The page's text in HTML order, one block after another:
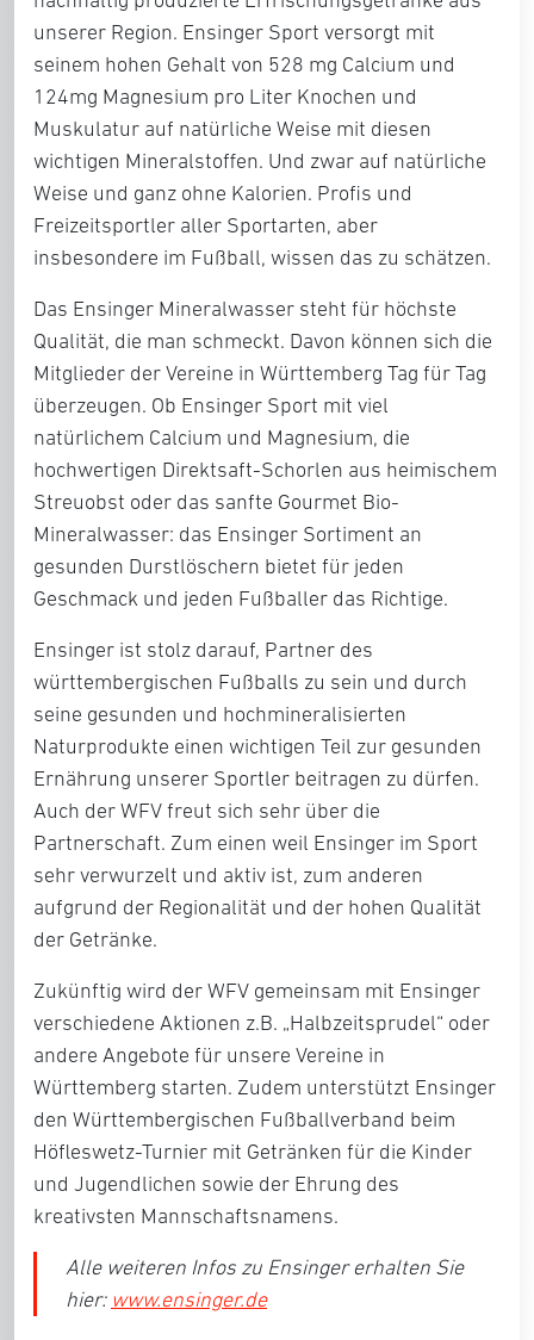
unserer Region. Ensinger Sport versorgt mit
seinem hohen Gehalt von 528 mg Calcium und
124mg Magnesium pro Liter Knochen und
Muskulatur auf natürliche Weise mit diesen
wichtigen Mineralstoffen. Und zwar auf natürliche
Weise und ganz ohne Kalorien. Profis und
Freizeitsportler aller Sportarten, aber
insbesondere im Fußball, wissen das zu schätzen.
Das Ensinger Mineralwasser steht für höchste
Qualität, die man schmeckt. Davon können sich die
Mitglieder der Vereine in Württemberg Tag für Tag
überzeugen. Ob Ensinger Sport mit viel
natürlichem Calcium und Magnesium, die
hochwertigen Direktsaft-Schorlen aus heimischem
Streuobst oder das sanfte Gourmet Bio-
Mineralwasser: das Ensinger Sortiment an
gesunden Durstlöschern bietet für jeden
Geschmack und jeden Fußballer das Richtige.
Ensinger ist stolz darauf, Partner des
württembergischen Fußballs zu sein und durch
seine gesunden und hochmineralisierten
Naturprodukte einen wichtigen Teil zur gesunden
Ernährung unserer Sportler beitragen zu dürfen.
Auch der WFV freut sich sehr über die
Partnerschaft. Zum einen weil Ensinger im Sport
sehr verwurzelt und aktiv ist, zum anderen
aufgrund der Regionalität und der hohen Qualität
der Getränke.
Zukünftig wird der WFV gemeinsam mit Ensinger
verschiedene Aktionen z.B. „Halbzeitsprudel“ oder
andere Angebote für unsere Vereine in
Württemberg starten. Zudem unterstützt Ensinger
den Württembergischen Fußballverband beim
Höfleswetz-Turnier mit Getränken für die Kinder
und Jugendlichen sowie der Ehrung des
kreativsten Mannschaftsnamens.
Alle weiteren Infos zu Ensinger erhalten Sie
hier: www.ensinger.de